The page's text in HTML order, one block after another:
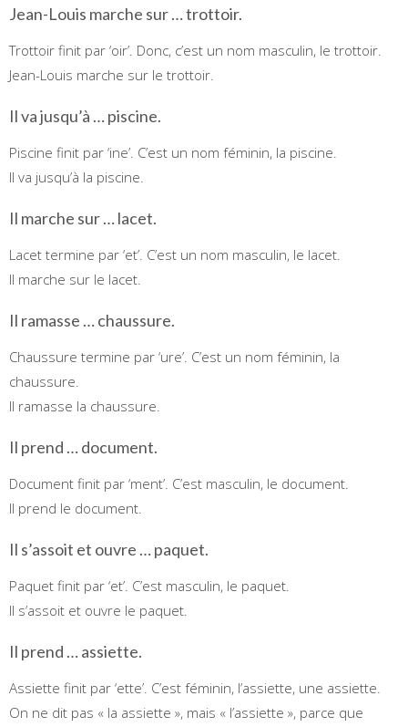
Jean-Louis marche sur … trottoir.
Trottoir finit par ‘oir’. Donc, c’est un nom masculin, le trottoir.
Jean-Louis marche sur le trottoir.
Il va jusqu’à … piscine.
Piscine finit par ‘ine’. C’est un nom féminin, la piscine.
Il va jusqu’à la piscine.
Il marche sur … lacet.
Lacet termine par ‘et’. C’est un nom masculin, le lacet.
Il marche sur le lacet.
Il ramasse … chaussure.
Chaussure termine par ‘ure’. C’est un nom féminin, la
chaussure.
Il ramasse la chaussure.
Il prend … document.
Document finit par ‘ment’. C’est masculin, le document.
Il prend le document.
Il s’assoit et ouvre … paquet.
Paquet finit par ‘et’. C’est masculin, le paquet.
Il s’assoit et ouvre le paquet.
Il prend … assiette.
Assiette finit par ‘ette’. C’est féminin, l’assiette, une assiette.
On ne dit pas « la assiette », mais « l’assiette », parce que